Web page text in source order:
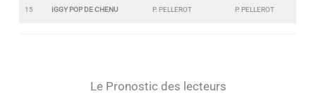
15 IGGY POP DE CHENU P. PELLEROT P. PELLEROT
Le Pronostic des lecteurs